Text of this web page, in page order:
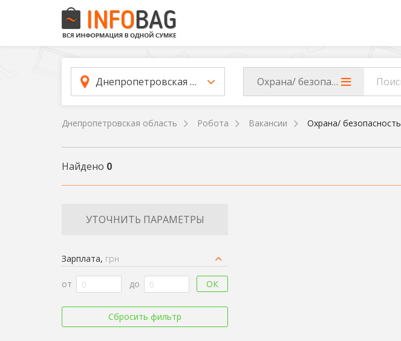
Днепропетровская область Охрана/ безопасность
Днепропетровская область Робота Вакансии Охрана/ безопасность
Найдено 0
УТОЧНИТЬ ПАРАМЕТРЫ
Зарплата, грн
от до ОК
Сбросить фильтр